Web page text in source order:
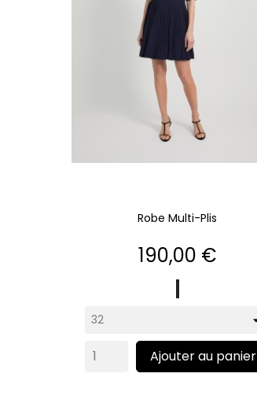
Robe Multi-Plis
Prix
190,00 €
Ajouter au panier